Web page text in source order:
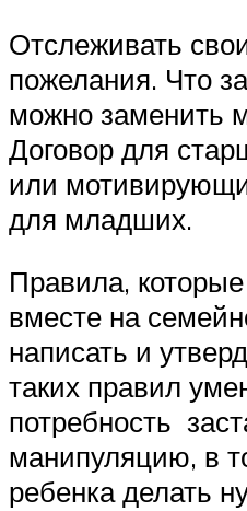
Отслеживать
пожелания. Что
можно заменить
Договор для
или
для младших.
Правила,
вместе на
написать и
таких правил
потребность
манипуляцию, в
ребенка делать